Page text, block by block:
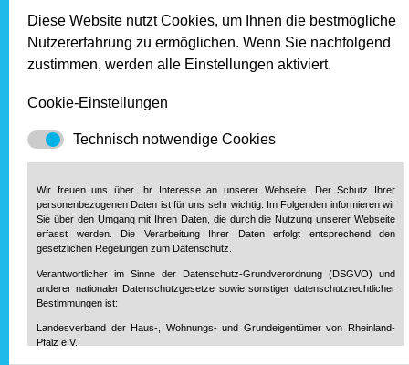
Dezember 2016
Oktober 2016
September 2016
August 2016
Juni 2016
Mai 2016
April 2016
März 2016
Februar 2016
Januar 2016
Diese Website nutzt Cookies, um Ihnen die bestmögliche
Nutzererfahrung zu ermöglichen. Wenn Sie nachfolgend
zustimmen, werden alle Einstellungen aktiviert.
Cookie-Einstellungen
Technisch notwendige Cookies
Wir freuen uns über Ihr Interesse an unserer Webseite. Der Schutz Ihrer
personenbezogenen Daten ist für uns sehr wichtig. Im Folgenden informieren wir
Sie über den Umgang mit Ihren Daten, die durch die Nutzung unserer Webseite
erfasst werden. Die Verarbeitung Ihrer Daten erfolgt entsprechend den
gesetzlichen Regelungen zum Datenschutz.
Verantwortlicher im Sinne der Datenschutz-Grundverordnung (DSGVO) und
anderer nationaler Datenschutzgesetze sowie sonstiger datenschutzrechtlicher
Bestimmungen ist:
Landesverband der Haus-, Wohnungs- und Grundeigentümer von Rheinland-
Pfalz e.V.